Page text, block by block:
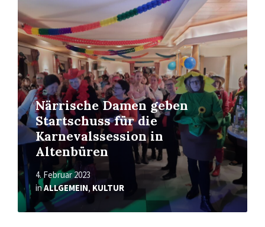
Närrische Damen geben
Startschuss für die
Karnevalssession in
Altenbüren
4. Februar 2023
inALLGEMEIN, KULTUR
erfahren